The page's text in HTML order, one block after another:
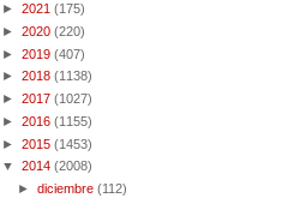
► 2021 (175)
► 2020 (220)
► 2019 (407)
► 2018 (1138)
► 2017 (1027)
► 2016 (1155)
► 2015 (1453)
▼ 2014 (2008)
►diciembre (112)